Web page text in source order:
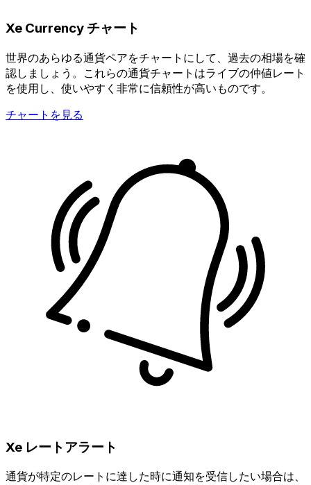
Xe Currency チャート
世界のあらゆる通貨ペアをチャートにして、過去の相場を確
認しましょう。これらの通貨チャートはライブの仲値レート
を使用し、使いやすく非常に信頼性が高いものです。
チャートを見る
Xe レートアラート
通貨が特定のレートに達した時に通知を受信したい場合は、